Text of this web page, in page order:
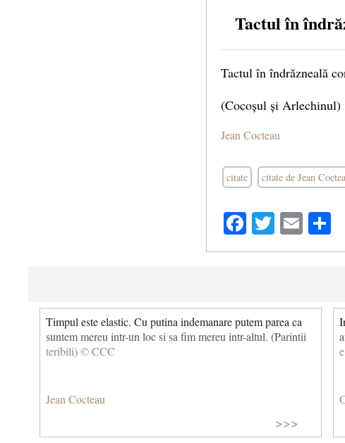
Tactul în
Tactul în îndrăzneală
(Cocoșul și Arlechinul)
Jean Cocteau
citate citate de Jean
Facebook
Twitter
Email
Timpul este elastic. Cu putina indemanare putem parea ca
suntem mereu intr-un loc si sa fim mereu intr-altul. (Parintii
teribili) © CCC
Jean Cocteau
>>>